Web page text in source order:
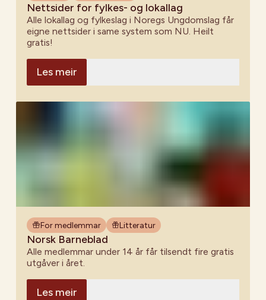
Nettsider for fylkes- og lokallag
Alle lokallag og fylkeslag i Noregs Ungdomslag får
eigne nettsider i same system som NU. Heilt
gratis!
Les meir
For medlemmar Litteratur
Norsk Barneblad
Alle medlemmar under 14 år får tilsendt fire gratis
utgåver i året.
Les meir